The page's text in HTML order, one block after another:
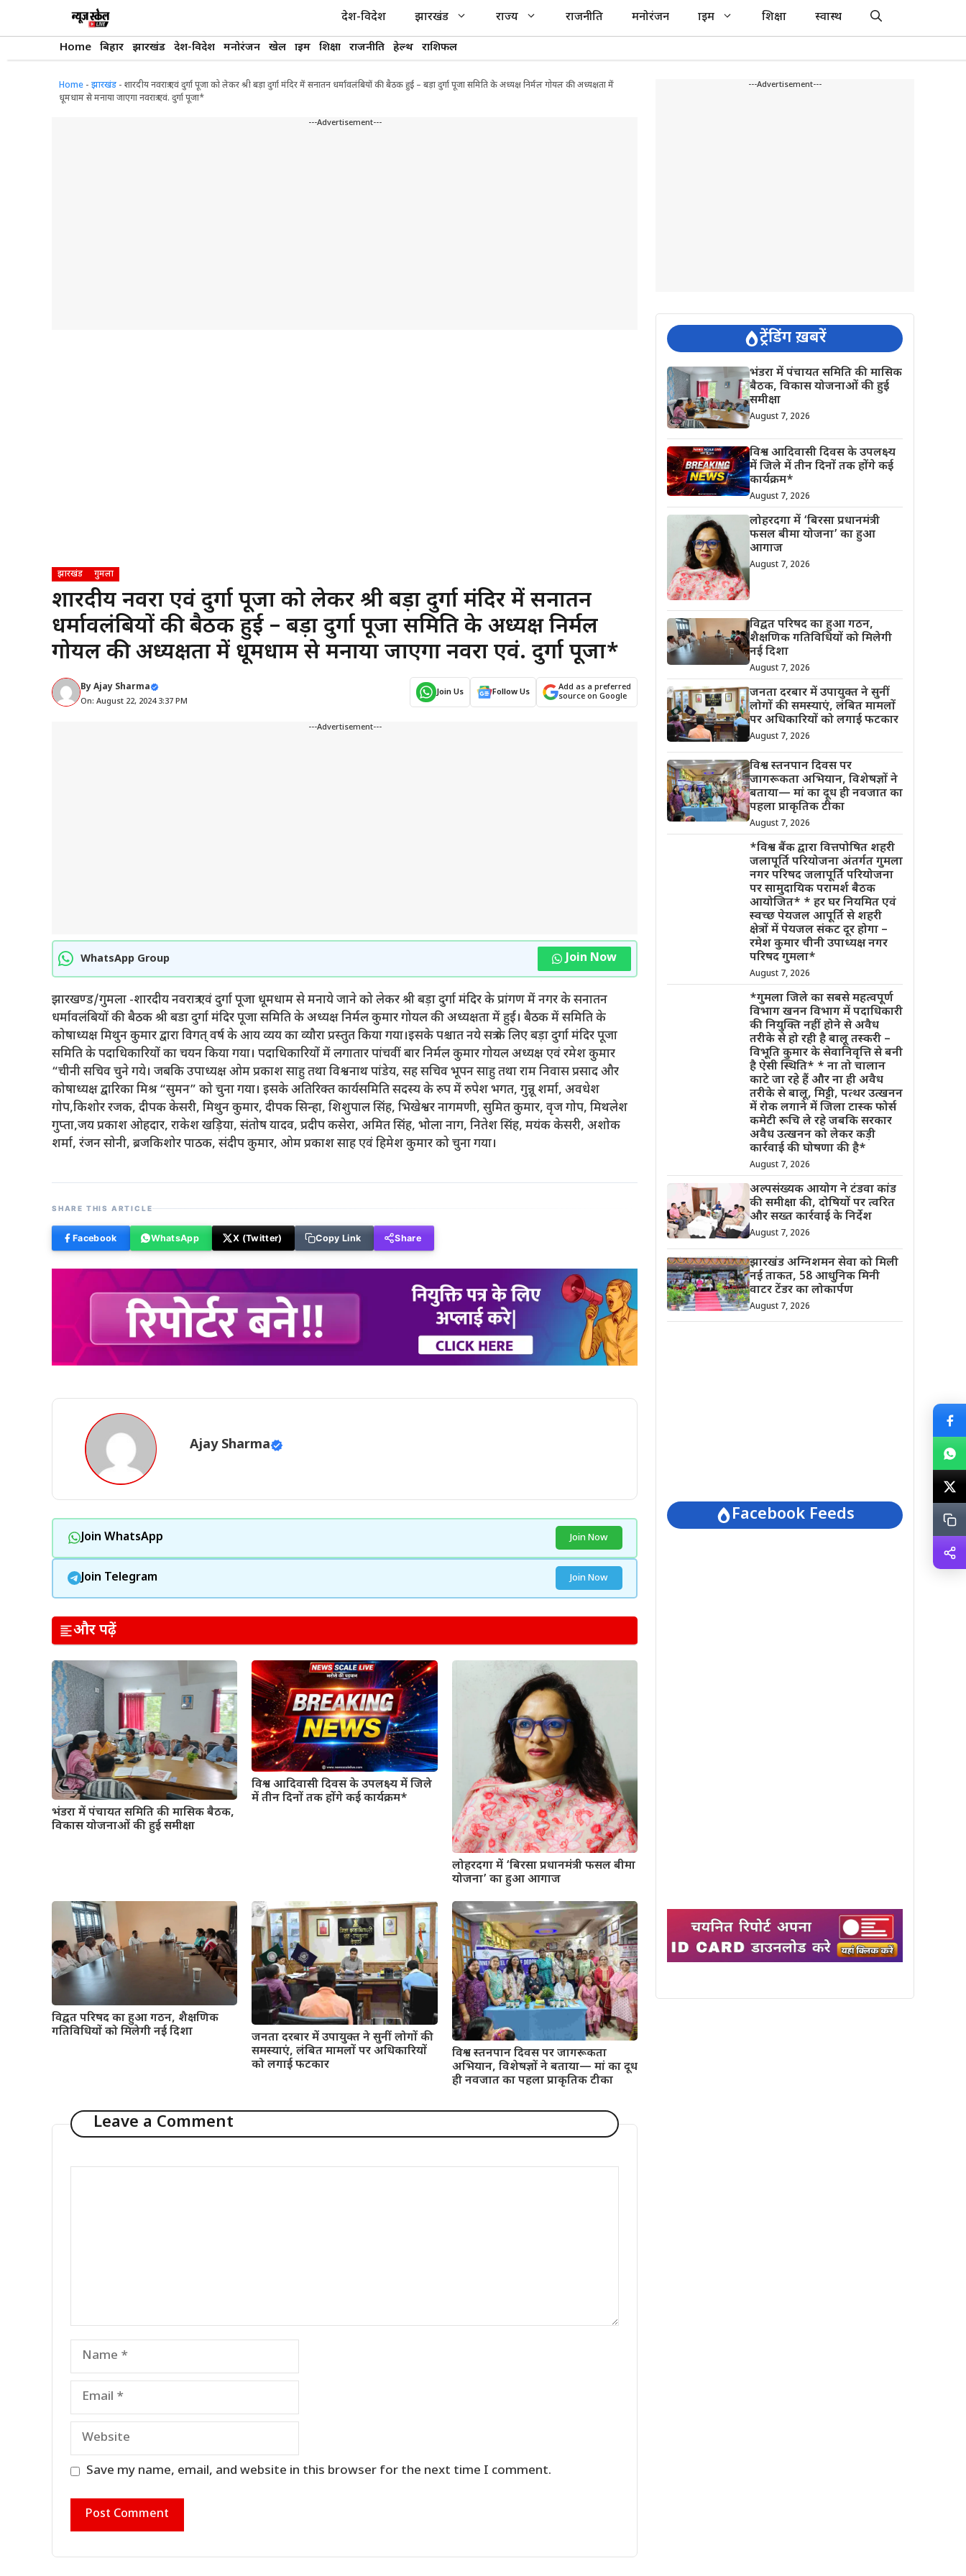
देश-विदेश झारखंड राज्य राजनीति मनोरंजन क्राइम शिक्षा स्वास्थ
Home बिहार झारखंड देश-विदेश मनोरंजन खेल क्राइम शिक्षा राजनीति हेल्थ राशिफल
Home - झारखंड - शारदीय नवरात्र एवं दुर्गा पूजा को लेकर श्री बड़ा दुर्गा मंदिर में सनातन धर्मावलंबियों की बैठक हुई – बड़ा दुर्गा पूजा समिति के अध्यक्ष निर्मल गोयल की अध्यक्षता में
धूमधाम से मनाया जाएगा नवरात्र एवं. दुर्गा पूजा*
---Advertisement---
झारखंड गुमला
शारदीय नवरात्र एवं दुर्गा पूजा को लेकर श्री बड़ा दुर्गा मंदिर में सनातन
धर्मावलंबियों की बैठक हुई – बड़ा दुर्गा पूजा समिति के अध्यक्ष निर्मल
गोयल की अध्यक्षता में धूमधाम से मनाया जाएगा नवरात्र एवं. दुर्गा पूजा*
ByAjay Sharma
On: August 22, 2024 3:37 PM
Join Us Follow Us
Add as a preferred
source on Google
---Advertisement---
WhatsApp Group Join Now
झारखण्ड/गुमला -शारदीय नवरात्र एवं दुर्गा पूजा धूमधाम से मनाये जाने को लेकर श्री बड़ा दुर्गा मंदिर के प्रांगण में नगर के सनातन
धर्मावलंबियों की बैठक श्री बडा दुर्गा मंदिर पूजा समिति के अध्यक्ष निर्मल कुमार गोयल की अध्यक्षता में हुई।‌ बैठक में समिति के
कोषाध्यक्ष मिथुन कुमार द्वारा विगत् वर्ष के आय व्यय का व्यौरा प्रस्तुत किया गया।इसके पश्चात नये सत्र के लिए बड़ा दुर्गा मंदिर पूजा
समिति के पदाधिकारियों का चयन किया गया। पदाधिकारियों में लगातार पांचवीं बार निर्मल कुमार गोयल अध्यक्ष एवं रमेश कुमार
“चीनी सचिव चुने गये। जबकि उपाध्यक्ष ओम प्रकाश साहु तथा विश्वनाथ पांडेय, सह सचिव भूपन साहु तथा राम निवास प्रसाद और
कोषाध्यक्ष द्वारिका मिश्र “सुमन” को चुना गया। इसके अतिरिक्त कार्यसमिति सदस्य‌ के रुप में रुपेश भगत, गुन्नू शर्मा, अवधेश
गोप,किशोर रजक, दीपक केसरी, मिथुन कुमार, दीपक सिन्हा, शिशुपाल सिंह, भिखेश्वर नागमणी, सुमित कुमार, वृज गोप, मिथलेश
गुप्ता,जय प्रकाश ओहदार, राकेश खड़िया, संतोष यादव, प्रदीप कसेरा, अमित सिंह, भोला नाग, नितेश सिंह, मयंक केसरी, अशोक
शर्मा, रंजन सोनी, ब्रजकिशोर पाठक, संदीप कुमार, ओम प्रकाश साह एवं हिमेश कुमार को चुना गया।
SHARE THIS ARTICLE
Facebook WhatsApp X (Twitter) Copy Link Share
Ajay Sharma
Join WhatsApp Join Now
Join Telegram Join Now
और पढ़ें
भंडरा में पंचायत समिति की मासिक बैठक,
विकास योजनाओं की हुई समीक्षा
विश्व आदिवासी दिवस के उपलक्ष्य में जिले
में तीन दिनों तक होंगे कई कार्यक्रम*
लोहरदगा में ‘बिरसा प्रधानमंत्री फसल बीमा
योजना’ का हुआ आगाज
विद्वत परिषद का हुआ गठन, शैक्षणिक
गतिविधियों को मिलेगी नई दिशा
जनता दरबार में उपायुक्त ने सुनीं लोगों की
समस्याएं, लंबित मामलों पर अधिकारियों
को लगाई फटकार
विश्व स्तनपान दिवस पर जागरूकता
अभियान, विशेषज्ञों ने बताया— मां का दूध
ही नवजात का पहला प्राकृतिक टीका
Leave a Comment
Name
Email
Website
Save my name, email, and website in this browser for the next time I comment.
---Advertisement---
ट्रेंडिंग ख़बरें
भंडरा में पंचायत समिति की मासिक
बैठक, विकास योजनाओं की हुई
समीक्षा
August 7, 2026
विश्व आदिवासी दिवस के उपलक्ष्य
में जिले में तीन दिनों तक होंगे कई
कार्यक्रम*
August 7, 2026
लोहरदगा में ‘बिरसा प्रधानमंत्री
फसल बीमा योजना’ का हुआ
आगाज
August 7, 2026
विद्वत परिषद का हुआ गठन,
शैक्षणिक गतिविधियों को मिलेगी
नई दिशा
August 7, 2026
जनता दरबार में उपायुक्त ने सुनीं
लोगों की समस्याएं, लंबित मामलों
पर अधिकारियों को लगाई फटकार
August 7, 2026
विश्व स्तनपान दिवस पर
जागरूकता अभियान, विशेषज्ञों ने
बताया— मां का दूध ही नवजात का
पहला प्राकृतिक टीका
August 7, 2026
*विश्व बैंक द्वारा वित्तपोषित शहरी
जलापूर्ति परियोजना अंतर्गत गुमला
नगर परिषद जलापूर्ति परियोजना
पर सामुदायिक परामर्श बैठक
आयोजित* * हर घर नियमित एवं
स्वच्छ पेयजल आपूर्ति से शहरी
क्षेत्रों में पेयजल संकट दूर होगा –
रमेश कुमार चीनी उपाध्यक्ष नगर
परिषद गुमला*
August 7, 2026
*गुमला जिले का सबसे महत्वपूर्ण
विभाग खनन विभाग में पदाधिकारी
की नियुक्ति नहीं होने से अवैध
तरीके से हो रही है बालू तस्करी –
विभूति कुमार के सेवानिवृत्ति से बनी
है ऐसी स्थिति* * ना तो चालान
काटे जा रहे हैं और ना ही अवैध
तरीके से बालू, मिट्टी, पत्थर उत्खनन
में रोक लगाने में जिला टास्क फोर्स
कमेटी रूचि ले रहे जबकि सरकार
अवैध उत्खनन को लेकर कड़ी
कार्रवाई की घोषणा की है*
August 7, 2026
अल्पसंख्यक आयोग ने टंडवा कांड
की समीक्षा की, दोषियों पर त्वरित
और सख्त कार्रवाई के निर्देश
August 7, 2026
झारखंड अग्निशमन सेवा को मिली
नई ताकत, 58 आधुनिक मिनी
वाटर टेंडर का लोकार्पण
August 7, 2026
Facebook Feeds